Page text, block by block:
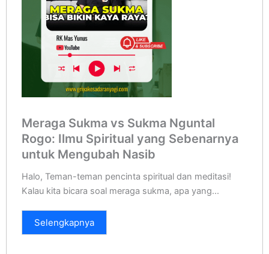
Meraga Sukma vs Sukma Nguntal
Rogo: Ilmu Spiritual yang Sebenarnya
untuk Mengubah Nasib
Halo, Teman-teman pencinta spiritual dan meditasi!
Kalau kita bicara soal meraga sukma, apa yang...
Selengkapnya